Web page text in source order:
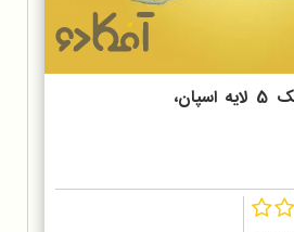
پکیج 5 عددی ماسک 5 لایه اسپان،